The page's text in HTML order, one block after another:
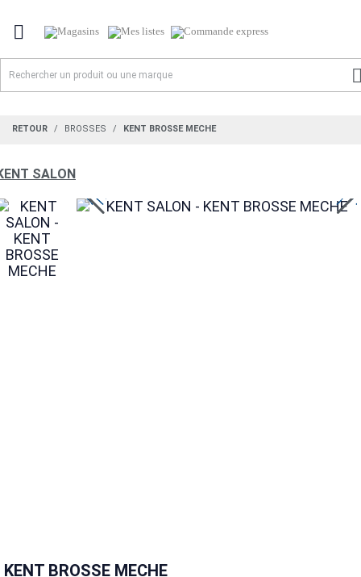

RETOUR BROSSES KENT BROSSE MECHE
SALON
KENT BROSSE MECHE